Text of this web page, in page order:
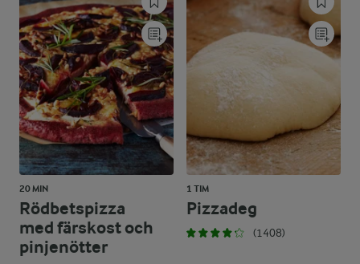
20 MIN
Rödbetspizza
med färskost och
pinjenötter
1 TIM
Pizzadeg
(1408)